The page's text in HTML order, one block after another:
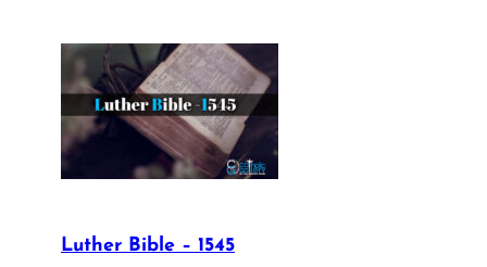
Luther Bible – 1545